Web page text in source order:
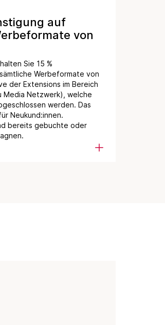
auf
von
Sie 15 %
Werbeformate von
der Extensions im Bereich
Media Netzwerk), welche
werden. Das
Neukund:innen.
bereits gebuchte oder